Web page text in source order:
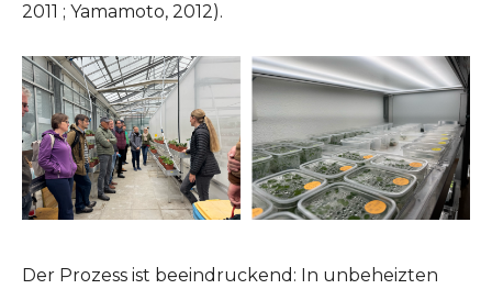
2011 ; Yamamoto, 2012).
Show larger version
Der Prozess ist beeindruckend: In unbeheizten